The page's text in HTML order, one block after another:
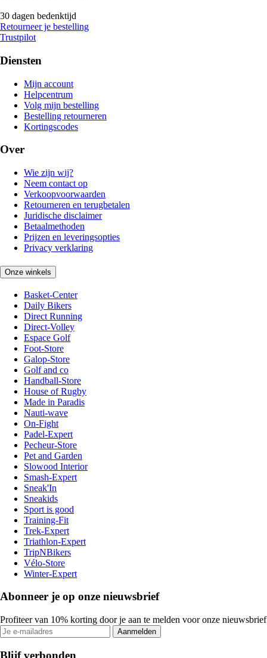
30 dagen bedenktijd
Retourneer je bestelling
Trustpilot
Diensten
Mijn account
Helpcentrum
Volg mijn bestelling
Bestelling retourneren
Kortingscodes
Over
Wie zijn wij?
Neem contact op
Verkoopvoorwaarden
Retourneren en terugbetalen
Juridische disclaimer
Betaalmethoden
Prijzen en leveringsopties
Privacy verklaring
Onze winkels
Basket-Center
Daily Bikers
Direct Running
Direct-Volley
Espace Golf
Foot-Store
Galop-Store
Golf and co
Handball-Store
House of Rugby
Made in Paradis
Nauti-wave
On-Fight
Padel-Expert
Pecheur-Store
Pet and Garden
Slowood Interior
Smash-Expert
Sneak'In
Sneakids
Sport is good
Training-Fit
Trek-Expert
Triathlon-Expert
TripNBikers
Vélo-Store
Winter-Expert
Abonneer je op onze nieuwsbrief
Profiteer van 10% korting door je aan te melden voor onze nieuwsbrief
Aanmelden
Blijf verbonden